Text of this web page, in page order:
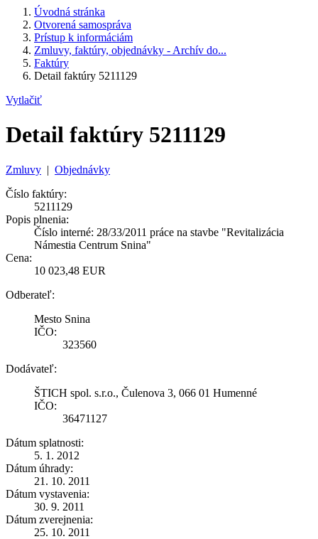
Úvodná stránka
Otvorená samospráva
Prístup k informáciám
Zmluvy, faktúry, objednávky - Archív do...
Faktúry
Detail faktúry 5211129
Vytlačiť
Detail faktúry 5211129
Zmluvy | Objednávky
Číslo faktúry:
5211129
Popis plnenia:
Číslo interné: 28/33/2011 práce na stavbe "Revitalizácia
Námestia Centrum Snina"
Cena:
10 023,48 EUR
Odberateľ:
Mesto Snina
IČO:
323560
Dodávateľ:
ŠTICH spol. s.r.o., Čulenova 3, 066 01 Humenné
IČO:
36471127
Dátum splatnosti:
5. 1. 2012
Dátum úhrady:
21. 10. 2011
Dátum vystavenia:
30. 9. 2011
Dátum zverejnenia:
25. 10. 2011